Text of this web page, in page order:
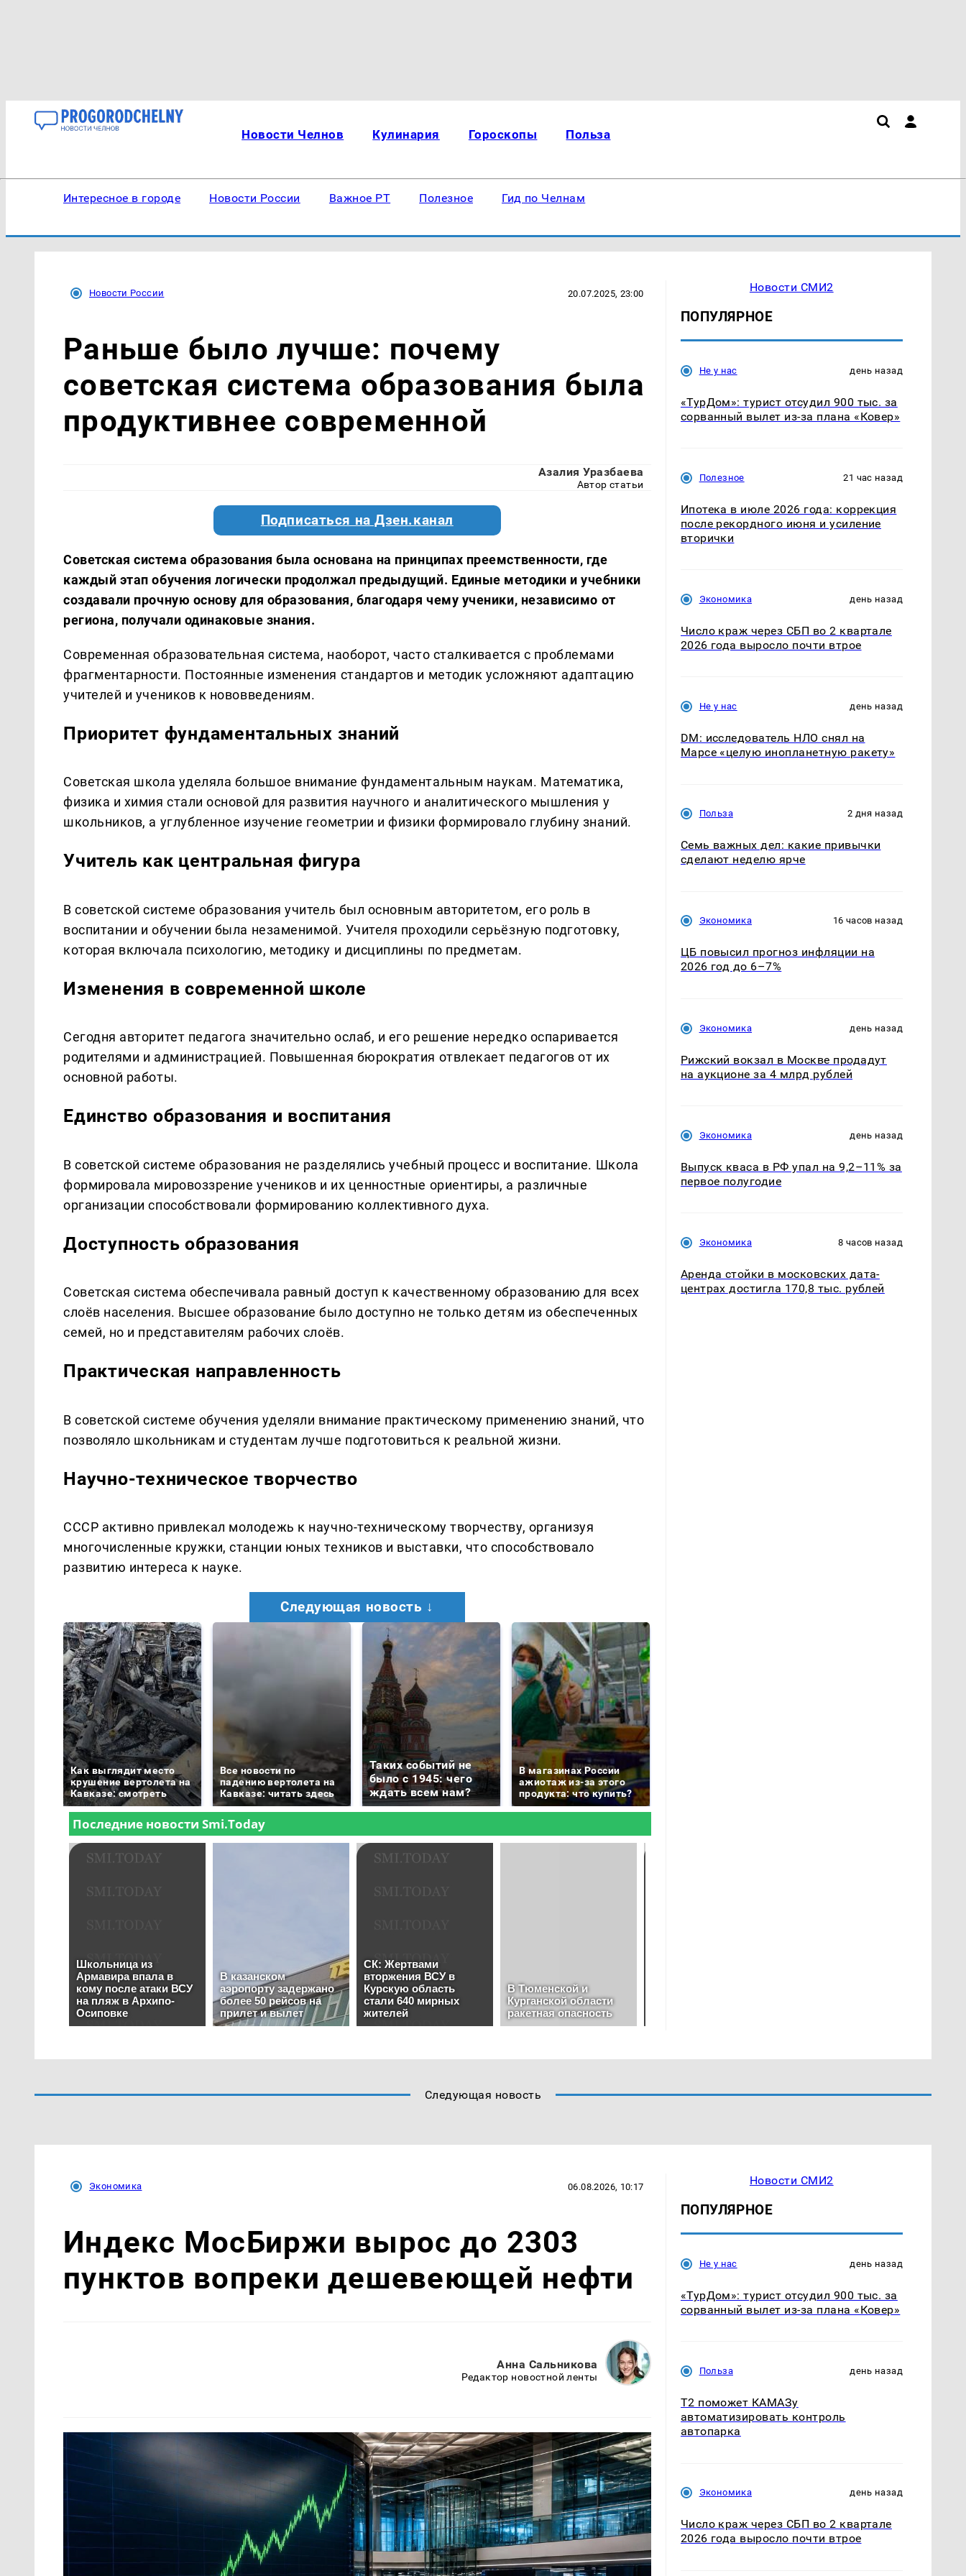
Новости Челнов Кулинария Гороскопы Польза
Интересное в городе Новости России Важное РТ Полезное Гид по Челнам
Новости России 20.07.2025, 23:00
Раньше было лучше: почему
советская система образования была
продуктивнее современной
Азалия Уразбаева
Автор статьи
Подписаться на Дзен.канал
Советская система образования была основана на принципах преемственности, где
каждый этап обучения логически продолжал предыдущий. Единые методики и учебники
создавали прочную основу для образования, благодаря чему ученики, независимо от
региона, получали одинаковые знания.
Современная образовательная система, наоборот, часто сталкивается с проблемами
фрагментарности. Постоянные изменения стандартов и методик усложняют адаптацию
учителей и учеников к нововведениям.
Приоритет фундаментальных знаний
Советская школа уделяла большое внимание фундаментальным наукам. Математика,
физика и химия стали основой для развития научного и аналитического мышления у
школьников, а углубленное изучение геометрии и физики формировало глубину знаний.
Учитель как центральная фигура
В советской системе образования учитель был основным авторитетом, его роль в
воспитании и обучении была незаменимой. Учителя проходили серьёзную подготовку,
которая включала психологию, методику и дисциплины по предметам.
Изменения в современной школе
Сегодня авторитет педагога значительно ослаб, и его решение нередко оспаривается
родителями и администрацией. Повышенная бюрократия отвлекает педагогов от их
основной работы.
Единство образования и воспитания
В советской системе образования не разделялись учебный процесс и воспитание. Школа
формировала мировоззрение учеников и их ценностные ориентиры, а различные
организации способствовали формированию коллективного духа.
Доступность образования
Советская система обеспечивала равный доступ к качественному образованию для всех
слоёв населения. Высшее образование было доступно не только детям из обеспеченных
семей, но и представителям рабочих слоёв.
Практическая направленность
В советской системе обучения уделяли внимание практическому применению знаний, что
позволяло школьникам и студентам лучше подготовиться к реальной жизни.
Научно-техническое творчество
СССР активно привлекал молодежь к научно-техническому творчеству, организуя
многочисленные кружки, станции юных техников и выставки, что способствовало
развитию интереса к науке.
Следующая новость ↓
Как выглядит место
крушение вертолета на
Кавказе: смотреть
Все новости по
падению вертолета на
Кавказе: читать здесь
Таких событий не
было с 1945: чего
ждать всем нам?
В магазинах России
ажиотаж из-за этого
продукта: что купить?
Новости СМИ2
ПОПУЛЯРНОЕ
Не у нас день назад
«ТурДом»: турист отсудил 900 тыс. за
сорванный вылет из-за плана «Ковер»
Полезное 21 час назад
Ипотека в июле 2026 года: коррекция
после рекордного июня и усиление
вторички
Экономика день назад
Число краж через СБП во 2 квартале
2026 года выросло почти втрое
Не у нас день назад
DM: исследователь НЛО снял на
Марсе «целую инопланетную ракету»
Польза 2 дня назад
Семь важных дел: какие привычки
сделают неделю ярче
Экономика 16 часов назад
ЦБ повысил прогноз инфляции на
2026 год до 6–7%
Экономика день назад
Рижский вокзал в Москве продадут
на аукционе за 4 млрд рублей
Экономика день назад
Выпуск кваса в РФ упал на 9,2–11% за
первое полугодие
Экономика 8 часов назад
Аренда стойки в московских дата-
центрах достигла 170,8 тыс. рублей
Следующая новость
Экономика 06.08.2026, 10:17
Индекс МосБиржи вырос до 2303
пунктов вопреки дешевеющей нефти
Анна Сальникова
Редактор новостной ленты
Новости СМИ2
ПОПУЛЯРНОЕ
Не у нас день назад
«ТурДом»: турист отсудил 900 тыс. за
сорванный вылет из-за плана «Ковер»
Польза день назад
T2 поможет КАМАЗу
автоматизировать контроль
автопарка
Экономика день назад
Число краж через СБП во 2 квартале
2026 года выросло почти втрое